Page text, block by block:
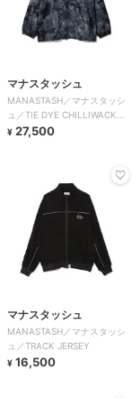
マナスタッシュ
MANASTASH／マナスタッシ
ュ／TIE DYE CHILLIWACK
HOODIE
¥ 27,500
マナスタッシュ
MANASTASH／マナスタッシ
ュ／TRACK JERSEY
¥ 16,500